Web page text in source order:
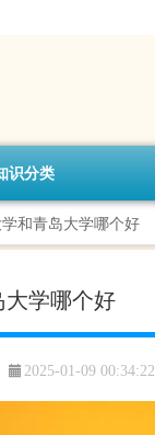
识分类
和青岛大学哪个好
学哪个好
2025-01-09 00:34:22